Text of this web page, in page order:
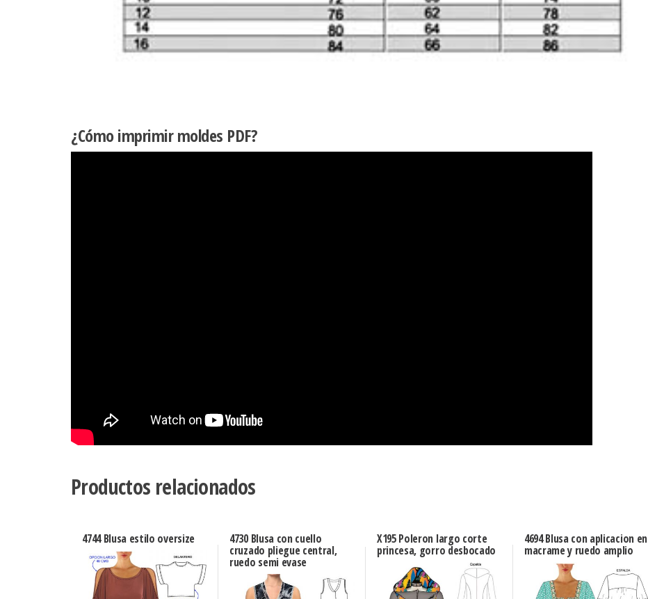
¿Cómo imprimir moldes PDF?
Productos relacionados
4744 Blusa estilo oversize 4730 Blusa con cuello
cruzado pliegue central,
ruedo semi evase
X195 Poleron largo corte
princesa, gorro desbocado
4694 Blusa con aplicacion en
macrame y ruedo amplio